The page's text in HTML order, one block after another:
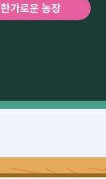
한가로운 농장